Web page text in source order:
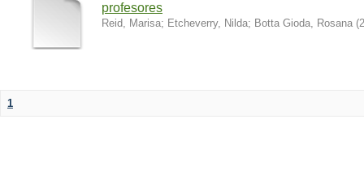
profesores
Reid, Marisa; Etcheverry, Nilda; Botta Gioda, Rosana (
1